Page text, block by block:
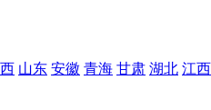
山东 安徽 青海 甘肃 湖北 江西